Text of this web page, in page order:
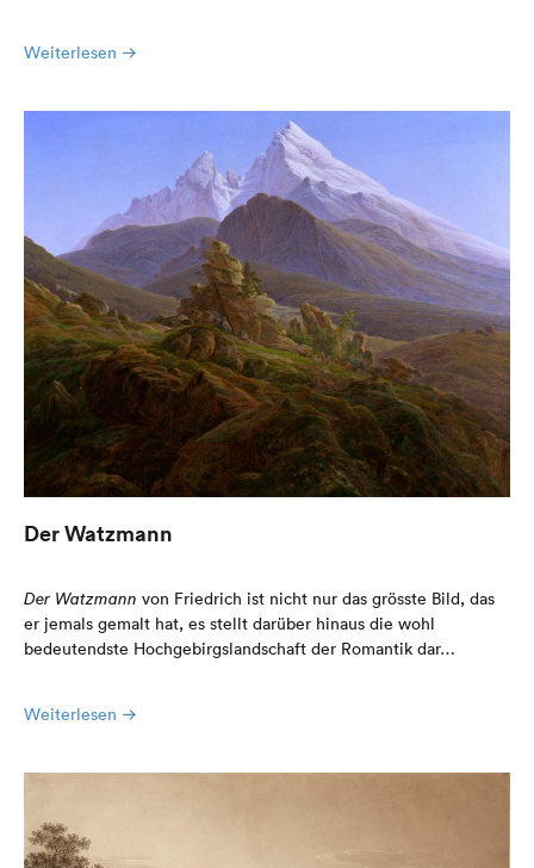
Weiterlesen
Der Watzmann
Der Watzmann von Friedrich ist nicht nur das grösste Bild, das
er jemals gemalt hat, es stellt darüber hinaus die wohl
bedeutendste Hochgebirgslandschaft der Romantik dar…
Weiterlesen